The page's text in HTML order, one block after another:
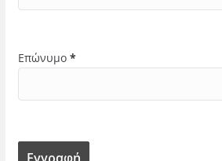
Επώνυμο *